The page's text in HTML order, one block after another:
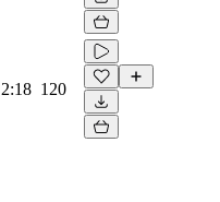
2:18 120